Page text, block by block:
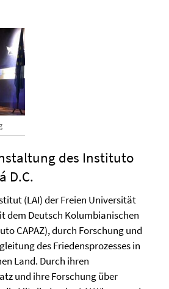
des Instituto
D.C.
(LAI) der Freien Universität
dem Deutsch Kolumbianischen
CAPAZ), durch Forschung und
des Friedensprozesses in
Land. Durch ihren
und ihre Forschung über